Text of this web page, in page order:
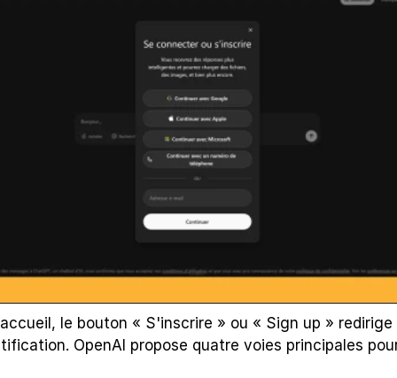
le bouton « S'inscrire » ou « Sign up » redirige
OpenAI propose quatre voies principales